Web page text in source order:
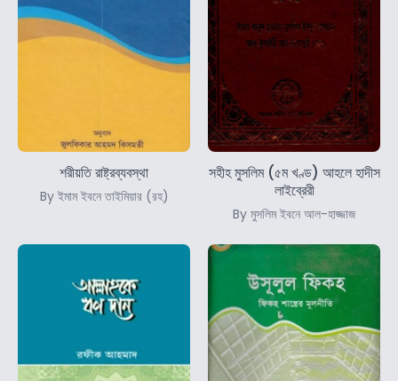
শরীয়তি রাষ্ট্রব্যবস্থা
By ইমাম ইবনে তাইমিয়ার (রহ)
সহীহ মুসলিম (৫ম খণ্ড) আহলে হাদীস
লাইব্রেরী
By মুসলিম ইবনে আল-হাজ্জাজ